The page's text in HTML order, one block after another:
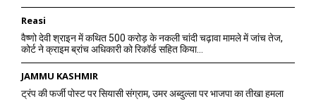
Reasi
वैष्णो देवी श्राइन में कथित 500 करोड़ के नकली चांदी चढ़ावा मामले में जांच तेज,
कोर्ट ने क्राइम ब्रांच अधिकारी को रिकॉर्ड सहित किया...
JAMMU KASHMIR
ट्रंप की फर्जी पोस्ट पर सियासी संग्राम, उमर अब्दुल्ला पर भाजपा का तीखा हमला